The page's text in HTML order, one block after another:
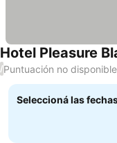
Hotel Pleasure
/Puntuación no disponible
Seleccioná las